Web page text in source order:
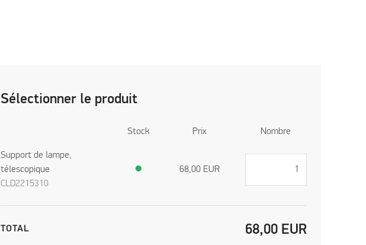
Sélectionner le produit
Stock Prix Nombre
Support de lampe,
télescopique
CLD2215310
● 68,00 EUR
TOTAL 68,00 EUR